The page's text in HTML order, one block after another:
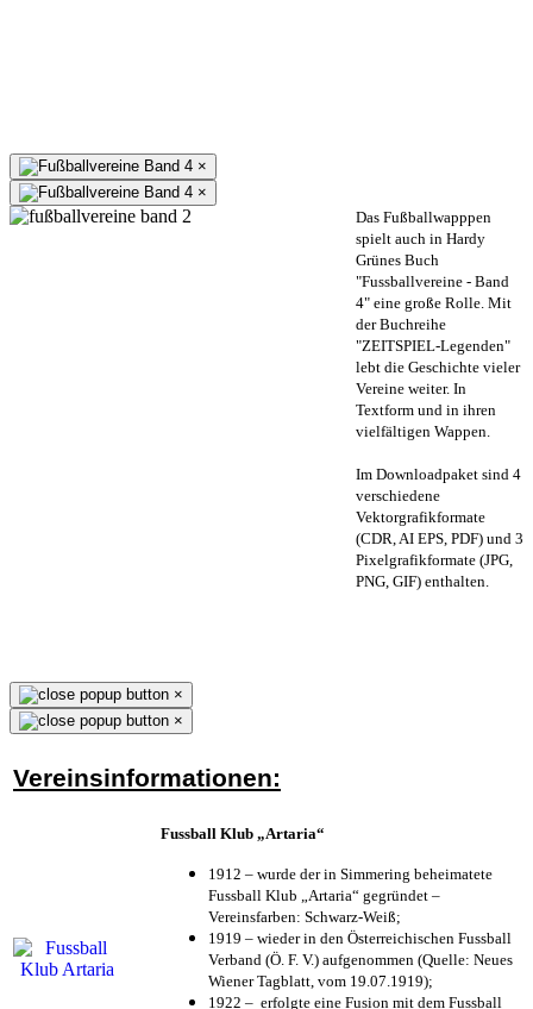
×
×
Das Fußballwapppen
spielt auch in Hardy
Grünes Buch
"Fussballvereine - Band
4" eine große Rolle. Mit
der Buchreihe
"ZEITSPIEL-Legenden"
lebt die Geschichte vieler
Vereine weiter. In
Textform und in ihren
vielfältigen Wappen.
Im Downloadpaket sind 4
verschiedene
Vektorgrafikformate
(CDR, AI EPS, PDF) und 3
Pixelgrafikformate (JPG,
PNG, GIF) enthalten.
×
×
Vereinsinformationen:
Fussball Klub „Artaria“
1912 – wurde der in Simmering beheimatete
Fussball Klub „Artaria“ gegründet –
Vereinsfarben: Schwarz-Weiß;
1919 – wieder in den Österreichischen Fussball
Verband (Ö. F. V.) aufgenommen (Quelle: Neues
Wiener Tagblatt, vom 19.07.1919);
1922 – erfolgte eine Fusion mit dem Fussball